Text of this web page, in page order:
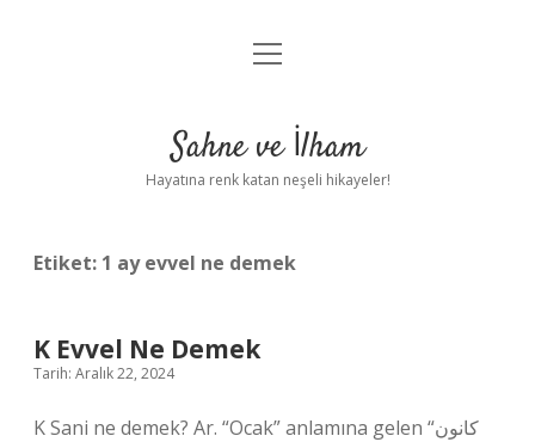
Anasayfa
Yasal Uyarı
menüyü
Sahne ve İlham
Hayatına renk katan neşeli hikayeler!
Etiket: 1 ay evvel ne demek
K Evvel Ne Demek
Tarih: Aralık 22, 2024
K Sani ne demek? Ar. “Ocak” anlamına gelen “كانون